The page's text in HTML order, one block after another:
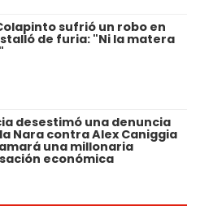
sufrió un robo en
de furia: "Ni la matera
desestimó una denuncia
Nara contra Alex Caniggia
una millonaria
económica